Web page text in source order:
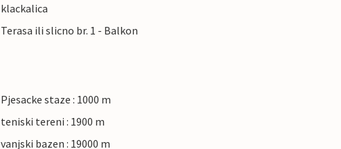
klackalica
Terasa ili slicno br. 1 - Balkon
Pjesacke staze : 1000 m
teniski tereni : 1900 m
vanjski bazen : 19000 m